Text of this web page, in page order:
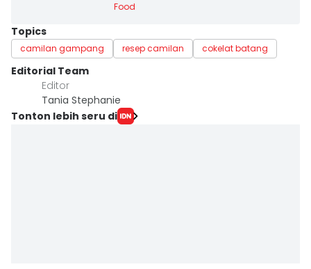
Food
Topics
camilan gampang resep camilan cokelat batang
Editorial Team
Editor
Tania Stephanie
Tonton lebih seru di